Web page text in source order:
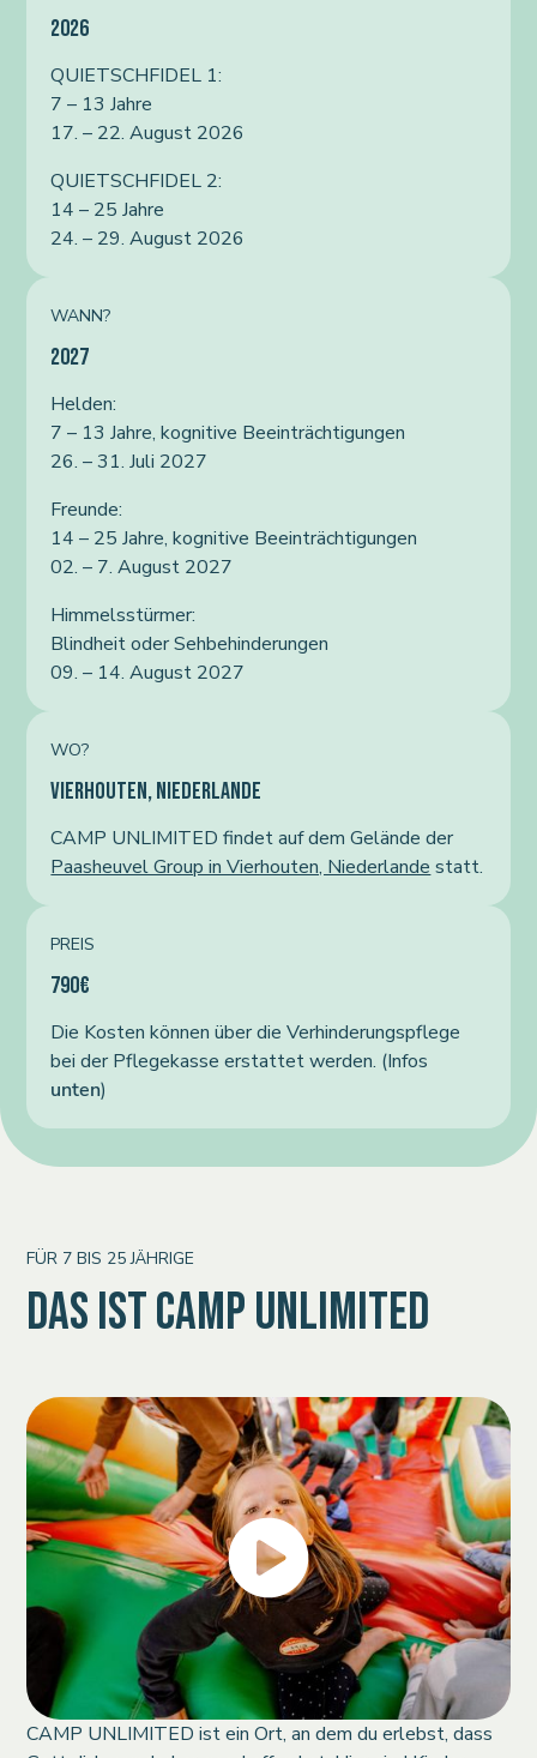
2026
QUIETSCHFIDEL 1:
7 – 13 Jahre
17. – 22. August 2026
QUIETSCHFIDEL 2:
14 – 25 Jahre
24. – 29. August 2026
WANN?
2027
Helden:
7 – 13 Jahre, kognitive Beeinträchtigungen
26. – 31. Juli 2027
Freunde:
14 – 25 Jahre, kognitive Beeinträchtigungen
02. – 7. August 2027
Himmelsstürmer:
Blindheit oder Sehbehinderungen
09. – 14. August 2027
WO?
VIERHOUTEN, NIEDERLANDE
CAMP UNLIMITED findet auf dem Gelände der
Paasheuvel Group in Vierhouten, Niederlande statt.
PREIS
790€
Die Kosten können über die Verhinderungspflege
bei der Pflegekasse erstattet werden. (Infos
unten)
FÜR 7 BIS 25 JÄHRIGE
DAS IST CAMP UNLIMITED
CAMP UNLIMITED ist ein Ort, an dem du erlebst, dass